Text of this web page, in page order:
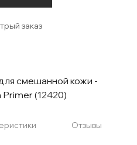
заказ
смешанной кожи -
(12420)
Отзывы